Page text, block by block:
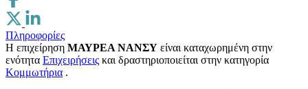
Πληροφορίες
Η επιχείρηση ΜΑΥΡΕΑ ΝΑΝΣΥ είναι καταχωρημένη στην
ενότητα Επιχειρήσεις και δραστηριοποιείται στην κατηγορία
Κομμωτήρια .